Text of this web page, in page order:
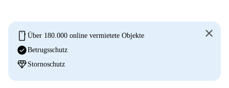
mobile Über 180.000 online vermietete Objekte
check_circleBetrugsschutz
diamond Stornoschutz